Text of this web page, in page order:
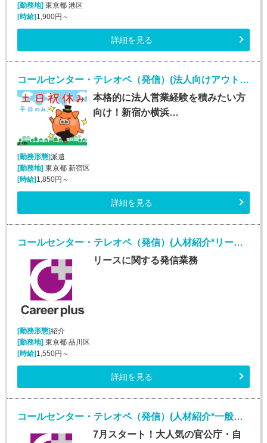
[勤務地]東京都 港区
[時給]1,900円～
詳細を見る
コールセンター・テレオペ（発信）(法人向けアウトバウンド業務/週5/9~18時)
本格的に法人営業経験を積みたい方
向け！新宿か横浜…
[勤務形態]派遣
[勤務地] 東京都 新宿区
[時給] 1,850円～
詳細を見る
コールセンター・テレオペ（発信）(人材紹介*リースオペレーター業務*安定収入*大崎勤務)
リースに関する発信業務
[勤務形態]紹介
[勤務地] 東京都 品川区
[時給] 1,550円～
詳細を見る
コールセンター・テレオペ（発信）(人材紹介*一般事務、審査案件*安定収入*大手町勤務)
7月スタート！大人気の官公庁・自